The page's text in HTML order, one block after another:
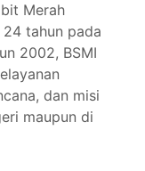
Merah
24 tahun pada
2002, BSMI
dan misi
maupun di